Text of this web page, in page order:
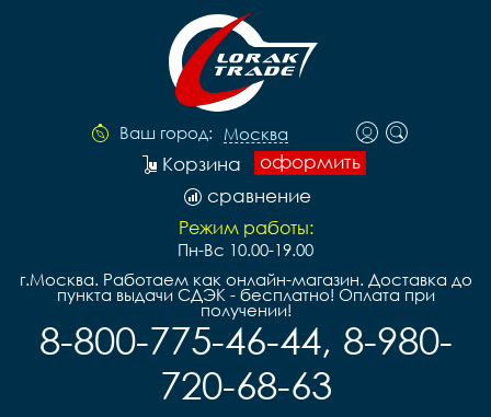
Ваш город: Москва
оформить
Корзина
сравнение
Режим работы:
Пн-Вс 10.00-19.00
г.Москва. Работаем как онлайн-магазин. Доставка до
пункта выдачи СДЭК - бесплатно! Оплата при
получении!
8-800-775-46-44, 8-980-
720-68-63